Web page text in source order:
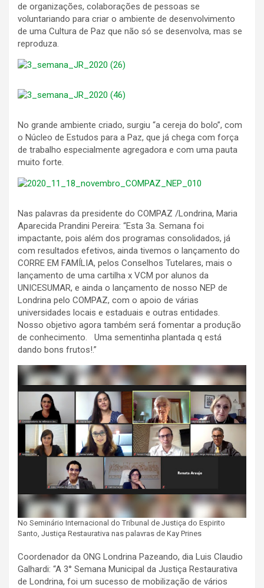
de organizações, colaborações de pessoas se
voluntariando para criar o ambiente de desenvolvimento
de uma Cultura de Paz que não só se desenvolva, mas se
reproduza.
No grande ambiente criado, surgiu “a cereja do bolo”, com
o Núcleo de Estudos para a Paz, que já chega com força
de trabalho especialmente agregadora e com uma pauta
muito forte.
Nas palavras da presidente do COMPAZ /Londrina, Maria
Aparecida Prandini Pereira: “Esta 3a. Semana foi
impactante, pois além dos programas consolidados, já
com resultados efetivos, ainda tivemos o lançamento do
CORRE EM FAMÍLIA, pelos Conselhos Tutelares, mais o
lançamento de uma cartilha x VCM por alunos da
UNICESUMAR, e ainda o lançamento de nosso NEP de
Londrina pelo COMPAZ, com o apoio de várias
universidades locais e estaduais e outras entidades.
Nosso objetivo agora também será fomentar a produção
de conhecimento. Uma sementinha plantada q está
dando bons frutos!.”
No Seminário Internacional do Tribunal de Justiça do Espirito
Santo, Justiça Restaurativa nas palavras de Kay Prines
Coordenador da ONG Londrina Pazeando, dia Luis Claudio
Galhardi: “A 3° Semana Municipal da Justiça Restaurativa
de Londrina, foi um sucesso de mobilização de vários